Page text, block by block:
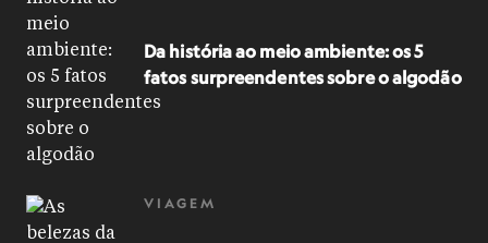
Da história ao meio ambiente: os 5
fatos surpreendentes sobre o algodão
VIAGEM